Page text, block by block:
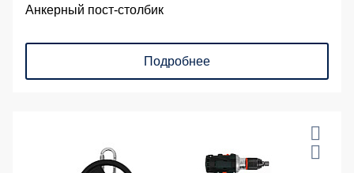
Анкерный пост-столбик
Подробнее